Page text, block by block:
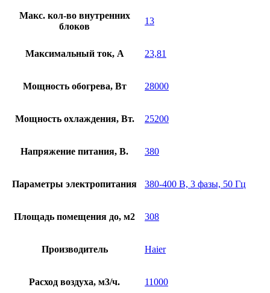
Макс. кол-во внутренних
блоков
13
Максимальный ток, А 23,81
Мощность обогрева, Вт 28000
Мощность охлаждения, Вт. 25200
Напряжение питания, В. 380
Параметры электропитания 380-400 В, 3 фазы, 50 Гц
Площадь помещения до, м2 308
Производитель Haier
Расход воздуха, м3/ч. 11000